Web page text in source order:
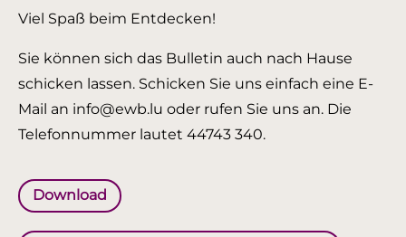
Viel Spaß beim Entdecken!
Sie können sich das Bulletin auch nach Hause
schicken lassen. Schicken Sie uns einfach eine E-
Mail an info@ewb.lu oder rufen Sie uns an. Die
Telefonnummer lautet 44743 340.
Download